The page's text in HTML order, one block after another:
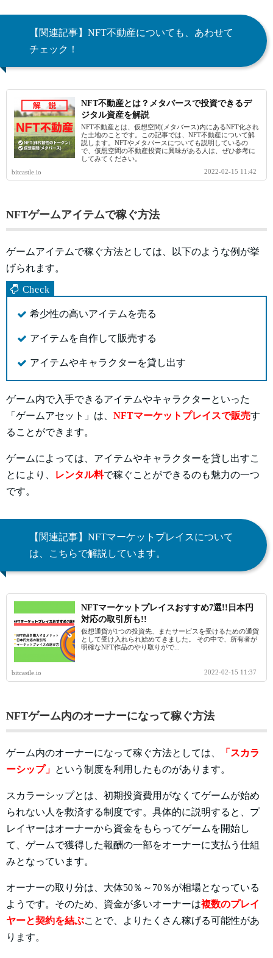
【関連記事】NFT不動産についても、あわせて
チェック！
NFT不動産とは？メタバースで投資できるデ
ジタル資産を解説
NFT不動産とは、仮想空間(メタバース)内にあるNFT化され
た土地のことです。この記事では、NFT不動産について解
説します。NFTやメタバースについても説明しているの
で、仮想空間の不動産投資に興味がある人は、ぜひ参考に
してみてください。
bitcastle.io
2022-02-15 11:42
NFTゲームアイテムで稼ぐ方法
ゲームアイテムで稼ぐ方法としては、以下のような例が挙
げられます。
希少性の高いアイテムを売る
アイテムを自作して販売する
アイテムやキャラクターを貸し出す
ゲーム内で入手できるアイテムやキャラクターといった
「ゲームアセット」は、 NFTマーケットプレイスで販売す
ることができます。
ゲームによっては、アイテムやキャラクターを貸し出すこ
とにより、
レンタル料で稼ぐことができるのも魅力の一つ
です。
【関連記事】NFTマーケットプレイスについて
は、こちらで解説しています。
NFTマーケットプレイスおすすめ7選!!日本円
対応の取引所も!!
仮想通貨が1つの投資先、またサービスを受けるための通貨
として受け入れられ始めてきました。 その中で、所有者が
明確なNFT作品のやり取りがで...
bitcastle.io 2022-02-15 11:37
NFTゲーム内のオーナーになって稼ぐ方法
ゲーム内のオーナーになって稼ぐ方法としては、
「スカラ
ーシップ」 という制度を利用したものがあります。
スカラーシップとは、初期投資費用がなくてゲームが始め
られない人を救済する制度です。具体的に説明すると、プ
レイヤーはオーナーから資金をもらってゲームを開始し
て、ゲームで獲得した報酬の一部をオーナーに支払う仕組
みとなっています。
オーナーの取り分は、大体50％～70％が相場となっている
ようです。そのため、資金が多いオーナーは複数のプレイ
ヤーと契約を結ぶことで、よりたくさん稼げる可能性があ
ります。